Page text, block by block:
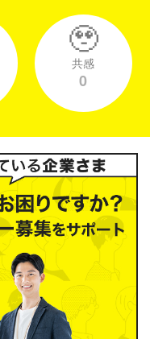
🥹
共感
0